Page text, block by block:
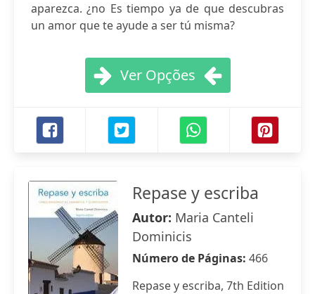
aparezca. ¿no Es tiempo ya de que descubras
un amor que te ayude a ser tú misma?
Ver Opções
Repase y escriba
Autor: Maria Canteli
Dominicis
Número de Páginas: 466
Repase y escriba, 7th Edition